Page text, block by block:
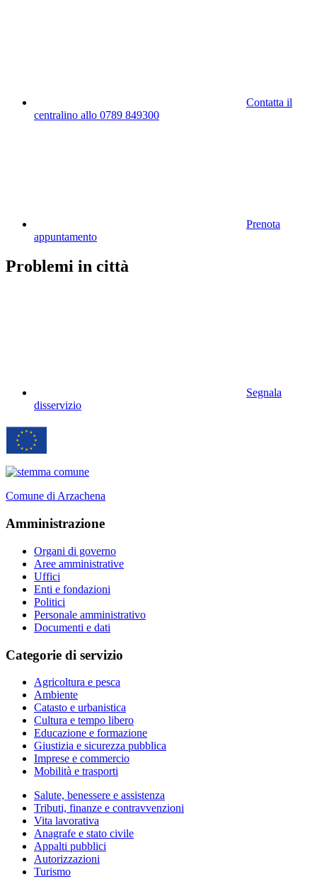
Contatta il
centralino allo 0789 849300
Prenota
appuntamento
Problemi in città
Segnala
disservizio
Comune di Arzachena
Amministrazione
Organi di governo
Aree amministrative
Uffici
Enti e fondazioni
Politici
Personale amministrativo
Documenti e dati
Categorie di servizio
Agricoltura e pesca
Ambiente
Catasto e urbanistica
Cultura e tempo libero
Educazione e formazione
Giustizia e sicurezza pubblica
Imprese e commercio
Mobilità e trasporti
Salute, benessere e assistenza
Tributi, finanze e contravvenzioni
Vita lavorativa
Anagrafe e stato civile
Appalti pubblici
Autorizzazioni
Turismo